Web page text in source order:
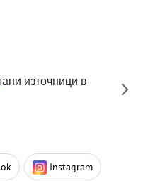
източници в
Instagram